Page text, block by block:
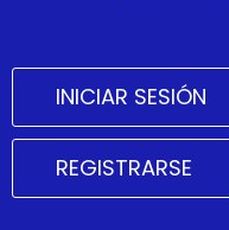
INICIAR SESIÓN
REGISTRARSE